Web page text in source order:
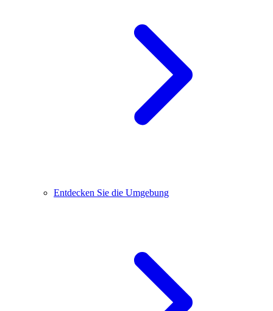
Entdecken Sie die Umgebung